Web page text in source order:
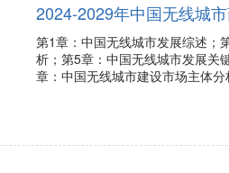
2024-2029年中国无线城
第1章：中国无线城市发展综述；
析；第5章：中国无线城市发展关
章：中国无线城市建设市场主体